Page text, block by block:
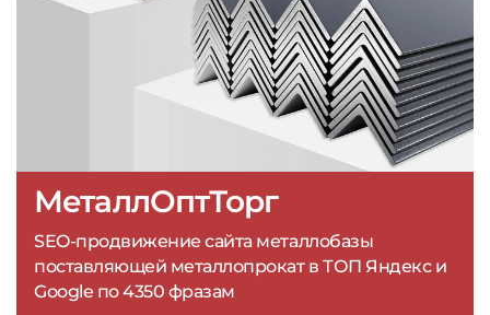
МеталлОптТорг
SEO-продвижение сайта металлобазы
поставляющей металлопрокат в ТОП Яндекс и
Google по 4350 фразам